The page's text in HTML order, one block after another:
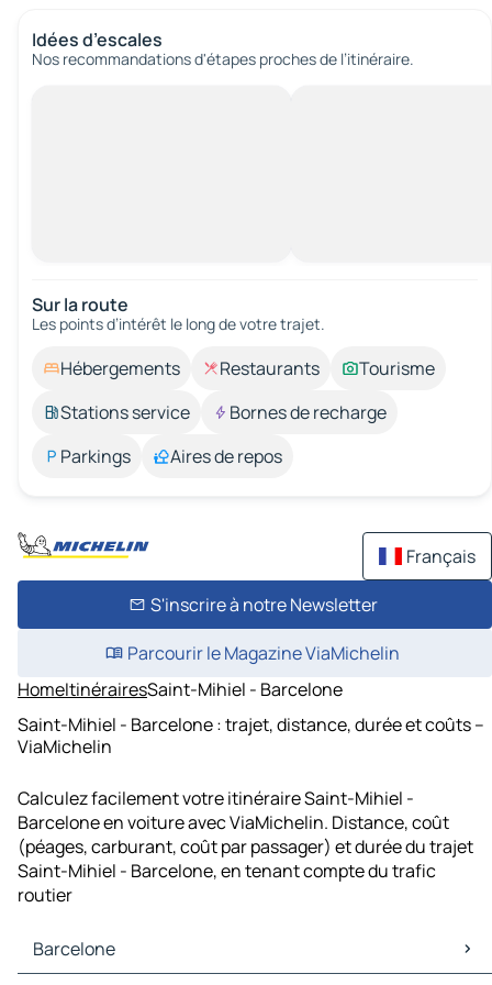
Idées d’escales
Nos recommandations d'étapes proches de l’itinéraire.
Sur la route
Les points d’intérêt le long de votre trajet.
Hébergements Restaurants
Tourisme
Stations service
Bornes de recharge
Parkings
Aires de repos
Français
S'inscrire à notre Newsletter
Parcourir le Magazine ViaMichelin
HomeItinérairesSaint-Mihiel - Barcelone
Saint-Mihiel - Barcelone : trajet, distance, durée et coûts –
ViaMichelin
Calculez facilement votre itinéraire Saint-Mihiel -
Barcelone en voiture avec ViaMichelin. Distance, coût
(péages, carburant, coût par passager) et durée du trajet
Saint-Mihiel - Barcelone, en tenant compte du trafic
routier
Barcelone